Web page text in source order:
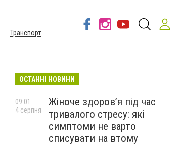
Транспорт
ОСТАННІ НОВИНИ
Жіноче здоров’я під час
тривалого стресу: які
симптоми не варто
списувати на втому
09:01
4 серпня